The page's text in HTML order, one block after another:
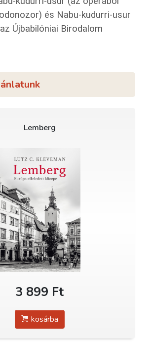
és Nabu-kudurri-usur
Újbabilóniai Birodalom
Lemberg
3 899 Ft
kosárba